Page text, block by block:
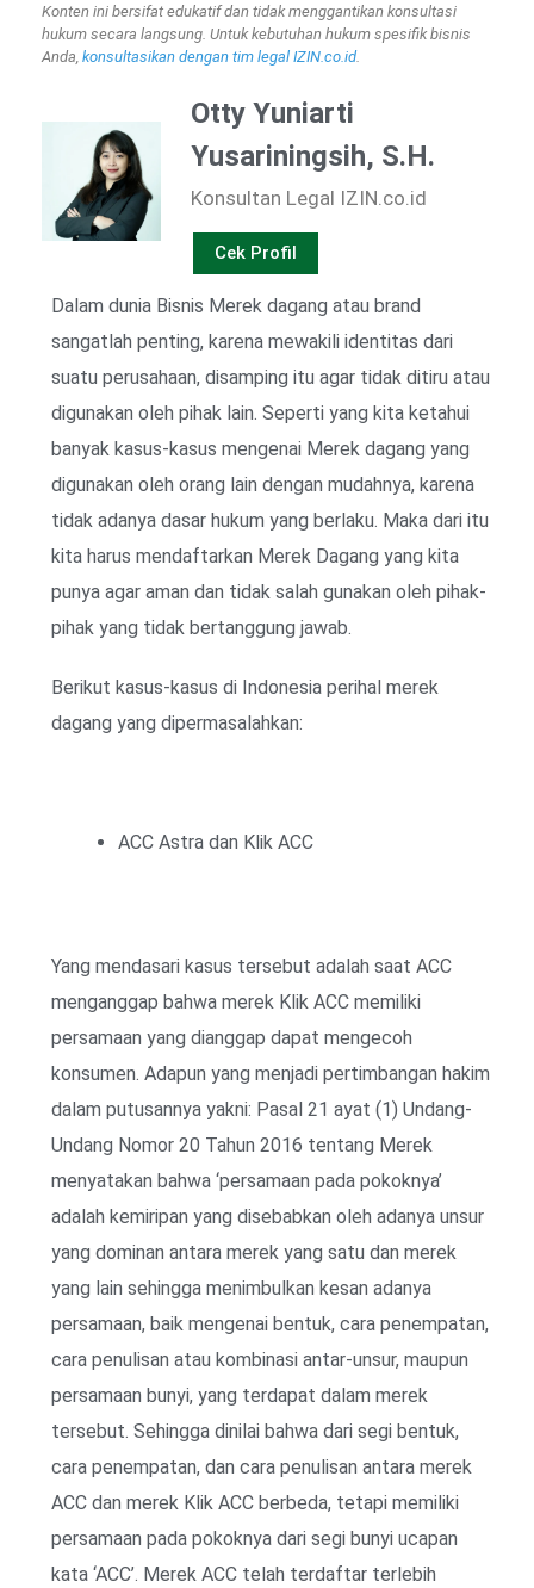
Konten ini bersifat edukatif dan tidak menggantikan konsultasi
hukum secara langsung. Untuk kebutuhan hukum spesifik bisnis
Anda, konsultasikan dengan tim legal IZIN.co.id.
Otty Yuniarti
Yusariningsih, S.H.
Konsultan Legal IZIN.co.id
Cek Profil
Dalam dunia Bisnis Merek dagang atau brand
sangatlah penting, karena mewakili identitas dari
suatu perusahaan, disamping itu agar tidak ditiru atau
digunakan oleh pihak lain. Seperti yang kita ketahui
banyak kasus-kasus mengenai Merek dagang yang
digunakan oleh orang lain dengan mudahnya, karena
tidak adanya dasar hukum yang berlaku. Maka dari itu
kita harus mendaftarkan Merek Dagang yang kita
punya agar aman dan tidak salah gunakan oleh pihak-
pihak yang tidak bertanggung jawab.
Berikut kasus-kasus di Indonesia perihal merek
dagang yang dipermasalahkan:
ACC Astra dan Klik ACC
Yang mendasari kasus tersebut adalah saat ACC
menganggap bahwa merek Klik ACC memiliki
persamaan yang dianggap dapat mengecoh
konsumen. Adapun yang menjadi pertimbangan hakim
dalam putusannya yakni: Pasal 21 ayat (1) Undang-
Undang Nomor 20 Tahun 2016 tentang Merek
menyatakan bahwa ‘persamaan pada pokoknya’
adalah kemiripan yang disebabkan oleh adanya unsur
yang dominan antara merek yang satu dan merek
yang lain sehingga menimbulkan kesan adanya
persamaan, baik mengenai bentuk, cara penempatan,
cara penulisan atau kombinasi antar-unsur, maupun
persamaan bunyi, yang terdapat dalam merek
tersebut. Sehingga dinilai bahwa dari segi bentuk,
cara penempatan, dan cara penulisan antara merek
ACC dan merek Klik ACC berbeda, tetapi memiliki
persamaan pada pokoknya dari segi bunyi ucapan
kata ‘ACC’. Merek ACC telah terdaftar terlebih